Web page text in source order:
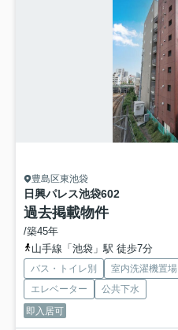
豊島区東池袋
日興パレス池袋602
過去掲載物件
/築45年
山手線「池袋」駅 徒歩7分
バス・トイレ別 室内洗濯機置場
エレベーター
公共下水
即入居可